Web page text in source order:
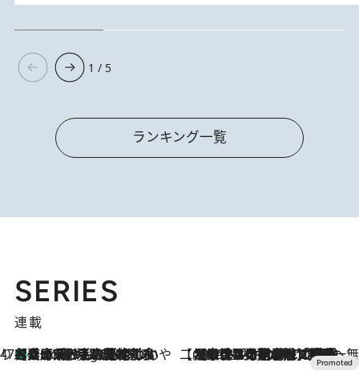
1 / 5
ランキング一覧
SERIES
連載
47都道府県の手みやげ ひんやりスイーツで夏を満喫
6 Hours Ago
【兵庫県】この夏絶対食べたい 冷やしておいしいおやつ3選 淡路島の恵みをジェラートに集約 【CREA×星野リゾート】唯一無二。癒しと発見が待つ場所へ
2026.8.7
【トンボの足水浴】ヒノキの香りに包まれて涼感マックス！約13℃の湧水かけ流しを避暑地「星野温泉 トンボの湯」で体験